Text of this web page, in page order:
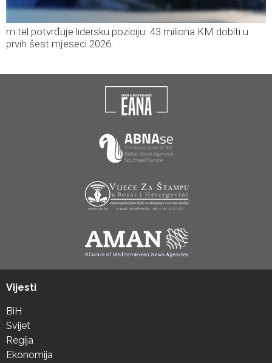
m:tel potvrđuje lidersku poziciju: 43 miliona KM dobiti u
prvih šest mjeseci 2026.
Vijesti
BiH
Svijet
Regija
Ekonomija